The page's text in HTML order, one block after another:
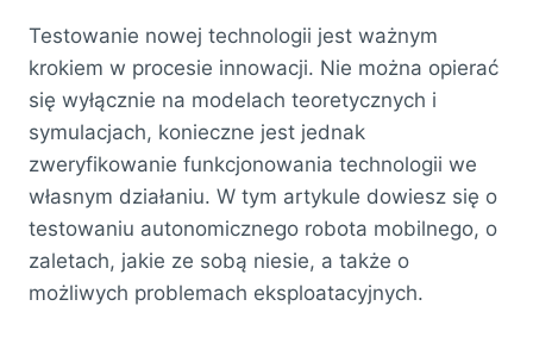
Testowanie nowej technologii jest ważnym
krokiem w procesie innowacji. Nie można opierać
się wyłącznie na modelach teoretycznych i
symulacjach, konieczne jest jednak
zweryfikowanie funkcjonowania technologii we
własnym działaniu. W tym artykule dowiesz się o
testowaniu autonomicznego robota mobilnego, o
zaletach, jakie ze sobą niesie, a także o
możliwych problemach eksploatacyjnych.